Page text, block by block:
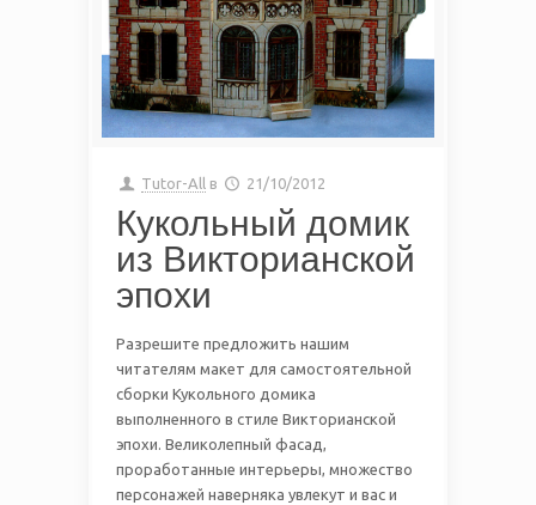
Tutor-All в 21/10/2012
Кукольный домик
из Викторианской
эпохи
Разрешите предложить нашим
читателям макет для самостоятельной
сборки Кукольного домика
выполненного в стиле Викторианской
эпохи. Великолепный фасад,
проработанные интерьеры, множество
персонажей наверняка увлекут и вас и